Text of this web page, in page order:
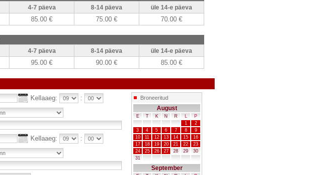
4-7 päeva 8-14 päeva üle 14-e päeva
85.00 € 75.00 € 70.00 €
4-7 päeva 8-14 päeva üle 14-e päeva
95.00 € 90.00 € 85.00 €
Kellaaeg: : Broneeritud
August
E T K N R L
P
1
2
3
4 5 6 7 8
9
10
11 12 13 14 15
16
17
18 19 20 21 22
23
24
25 26 27 28 29
30
31
September
Kellaaeg:
: